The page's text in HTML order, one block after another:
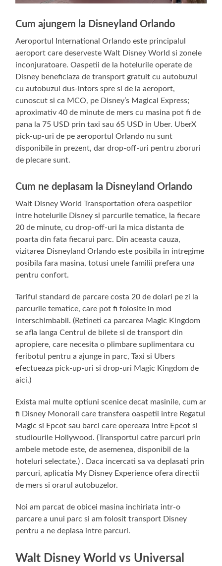
Cum ajungem la Disneyland Orlando
Aeroportul International Orlando este principalul
aeroport care deserveste Walt Disney World si zonele
inconjuratoare. Oaspetii de la hotelurile operate de
Disney beneficiaza de transport gratuit cu autobuzul
cu autobuzul dus-intors spre si de la aeroport,
cunoscut si ca MCO, pe Disney’s Magical Express;
aproximativ 40 de minute de mers cu masina pot fi de
pana la 75 USD prin taxi sau 65 USD in Uber. UberX
pick-up-uri de pe aeroportul Orlando nu sunt
disponibile in prezent, dar drop-off-uri pentru zboruri
de plecare sunt.
Cum ne deplasam la Disneyland Orlando
Walt Disney World Transportation ofera oaspetilor
intre hotelurile Disney si parcurile tematice, la fiecare
20 de minute, cu drop-off-uri la mica distanta de
poarta din fata fiecarui parc. Din aceasta cauza,
vizitarea Disneyland Orlando este posibila in intregime
posibila fara masina, totusi unele familii prefera una
pentru confort.
Tariful standard de parcare costa 20 de dolari pe zi la
parcurile tematice, care pot fi folosite in mod
interschimbabil. (Retineti ca parcarea Magic Kingdom
se afla langa Centrul de bilete si de transport din
apropiere, care necesita o plimbare suplimentara cu
feribotul pentru a ajunge in parc, Taxi si Ubers
efectueaza pick-up-uri si drop-uri Magic Kingdom de
aici.)
Exista mai multe optiuni scenice decat masinile, cum ar
fi Disney Monorail care transfera oaspetii intre Regatul
Magic si Epcot sau barci care opereaza intre Epcot si
studiourile Hollywood. (Transportul catre parcuri prin
ambele metode este, de asemenea, disponibil de la
hoteluri selectate.) . Daca incercati sa va deplasati prin
parcuri, aplicatia My Disney Experience ofera directii
de mers si orarul autobuzelor.
Noi am parcat de obicei masina inchiriata intr-o
parcare a unui parc si am folosit transport Disney
pentru a ne deplasa intre parcuri.
Walt Disney World vs Universal